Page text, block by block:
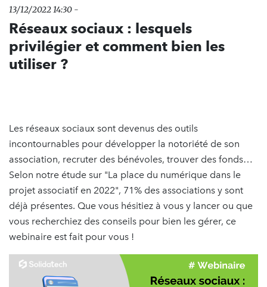
13/12/2022 14:30 -
Réseaux sociaux : lesquels
privilégier et comment bien les
utiliser ?
Les réseaux sociaux sont devenus des outils
incontournables pour développer la notoriété de son
association, recruter des bénévoles, trouver des fonds…
Selon notre étude sur "La place du numérique dans le
projet associatif en 2022", 71% des associations y sont
déjà présentes. Que vous hésitiez à vous y lancer ou que
vous recherchiez des conseils pour bien les gérer, ce
webinaire est fait pour vous !